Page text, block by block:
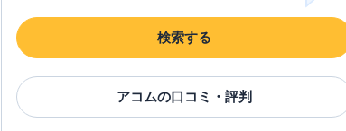
検索する
アコムの口コミ・評判